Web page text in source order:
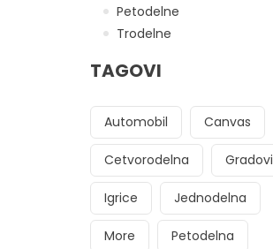
Petodelne
Trodelne
TAGOVI
Automobil Canvas
Cetvorodelna Gradovi
Igrice Jednodelna
More Petodelna